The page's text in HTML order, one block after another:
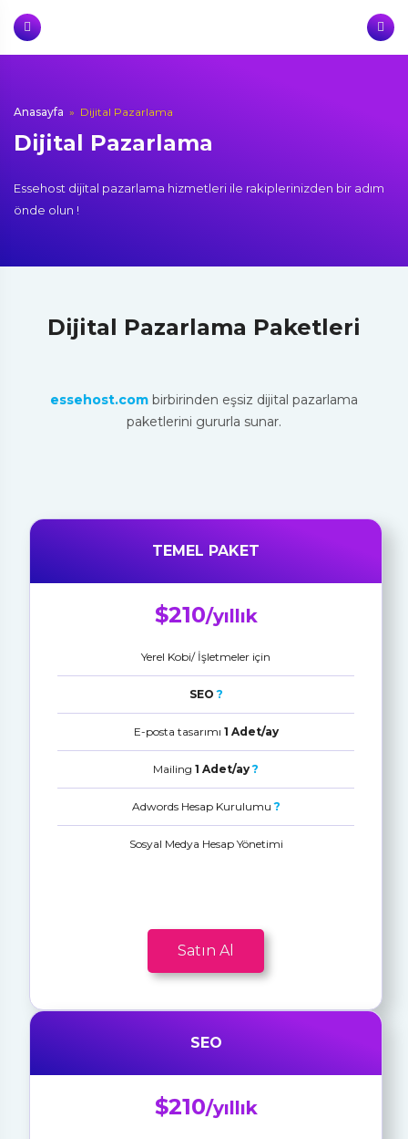
Skip
content
Dijital Pazarlama
Anasayfa » Dijital Pazarlama
Essehost dijital pazarlama hizmetleri ile rakiplerinizden bir adım
önde olun !
Dijital Pazarlama Paketleri
essehost.com birbirinden eşsiz dijital pazarlama
paketlerini gururla sunar.
TEMEL PAKET
$210/yıllık
Yerel Kobi/ İşletmeler için
SEO ?
E-posta tasarımı 1 Adet/ay
Mailing 1 Adet/ay?
Adwords Hesap Kurulumu?
Sosyal Medya Hesap Yönetimi
Satın Al
SEO
$210/yıllık